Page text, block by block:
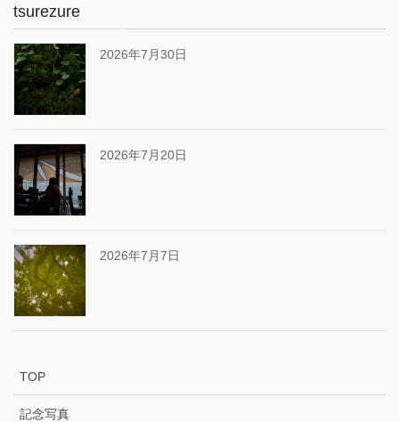
tsurezure
2026年7月30日
2026年7月20日
2026年7月7日
TOP
記念写真